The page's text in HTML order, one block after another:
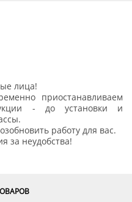
лица!
приостанавливаем
- до установки и
работу для вас.
за неудобства!